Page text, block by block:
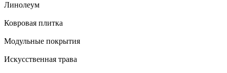
Линолеум
Ковровая плитка
Модульные покрытия
Искусственная трава